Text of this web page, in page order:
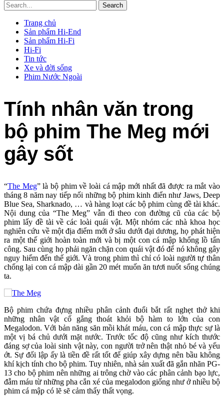
Trang chủ
Sản phẩm Hi-End
Sản phẩm Hi-Fi
Hi-Fi
Tin tức
Xe và đời sống
Phim Nước Ngoài
Tính nhân văn trong
bộ phim The Meg mới
gây sốt
“The Meg” là bộ phim về loài cá mập mới nhất đã được ra mắt vào
tháng 8 năm nay tiếp nối những bộ phim kinh điển như Jaws, Deep
Blue Sea, Sharknado, … và hàng loạt các bộ phim cùng đề tài khác.
Nội dung của “The Meg” vẫn đi theo con đường cũ của các bộ
phim lấy đề tài về các loài quái vật. Một nhóm các nhà khoa học
nghiên cứu về một địa điểm mới ở sâu dưới đại dương, họ phát hiện
ra một thế giới hoàn toàn mới và bị một con cá mập khổng lồ tấn
công. Sau cùng họ phải ngăn chặn con quái vật đó để nó không gây
nguy hiểm đến thế giới. Và trong phim thì chỉ có loài người tự thân
chống lại con cá mập dài gần 20 mét muốn ăn tươi nuốt sống chúng
ta.
Bộ phim chứa đựng nhiều phân cảnh đuổi bắt rất nghẹt thở khi
những nhân vật cố gắng thoát khỏi bộ hàm to lớn của con
Megalodon. Với bản năng săn mồi khát máu, con cá mập thực sự là
một vị bá chủ dưới mặt nước. Trước tốc độ cũng như kích thước
đáng sợ của loài sinh vật này, con người trở nên thật nhỏ bé và yếu
ớt. Sự đối lập ấy là tiền đề rất tốt để giúp xây dựng nên bầu không
khí kịch tính cho bộ phim. Tuy nhiên, nhà sản xuất đã gắn nhãn PG-
13 cho bộ phim nên những ai trông chờ vào các phân cảnh bạo lực,
đẫm máu từ những pha cắn xé của megalodon giống như ở nhiều bộ
phim cá mập có lẽ sẽ cảm thấy thất vọng.